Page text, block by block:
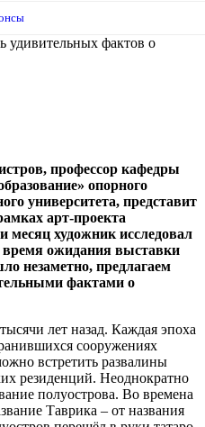
удивительных фактов о
профессор кафедры
опорного
университета, представит
арт-проекта
месяц художник исследовал
ожидания выставки
незаметно, предлагаем
фактами о
лет назад. Каждая эпоха
сооружениях
встретить развалины
резиденций. Неоднократно
полуострова. Во времена
Таврика – от названия